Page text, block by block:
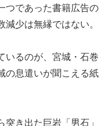
つであった書籍広告の
少は無縁ではない。
いるのが、宮城・石巻
の息遣いが聞こえる紙
き出た巨岩「男石」